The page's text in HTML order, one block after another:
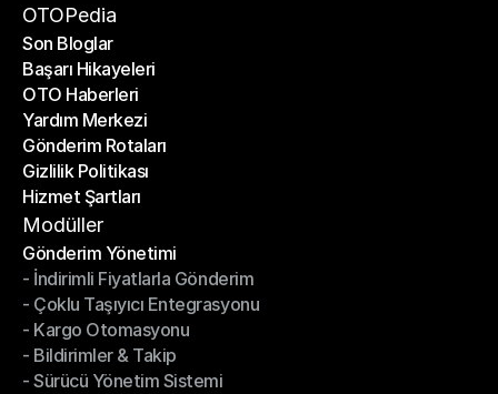
Bir Ortak Ol
OTOPedia
Son Bloglar
Son Bloglar
Başarı Hikayeleri
Başarı Hikayeleri
OTO Haberleri
OTO Haberleri
Yardım Merkezi
Yardım Merkezi
Gönderim Rotaları
Gönderim Rotaları
Gizlilik Politikası
Gizlilik Politikası
Hizmet Şartları
Hizmet Şartları
Modüller
Gönderim Yönetimi
Gönderim Yönetimi
- İndirimli Fiyatlarla Gönderim
- İndirimli Fiyatlarla Gönderim
- Çoklu Taşıyıcı Entegrasyonu
- Çoklu Taşıyıcı Entegrasyonu
- Kargo Otomasyonu
- Kargo Otomasyonu
- Bildirimler & Takip
- Bildirimler & Takip
- Sürücü Yönetim Sistemi